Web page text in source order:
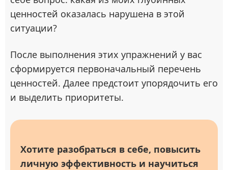
ценностей оказалась нарушена в этой
ситуации?
После выполнения этих упражнений у вас
сформируется первоначальный перечень
ценностей. Далее предстоит упорядочить его
и выделить приоритеты.
Хотите разобраться в себе, повысить
личную эффективность и научиться